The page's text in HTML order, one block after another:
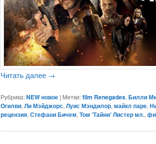
Читать далее →
Рубрика: NEW новое | Метки: film Renegades,Билли
Огилви,Ли Мэйджорс,Луис Мэндилор,майкл паре,
рецензия,Стефани Бичем,Том ’Тайни’ Листер мл.,